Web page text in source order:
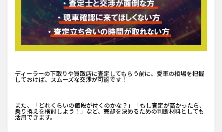
ディーラーの下取りや買取店に査定してもらう前に、愛車の相場を把握
しておけば、スムーズな交渉が可能です！
また、「どれくらいの値段が付くのかな？」「もし査定が高かったら、
乗り換えを検討しよう！」など、売却を決めるための判断材料としても
活用できます。